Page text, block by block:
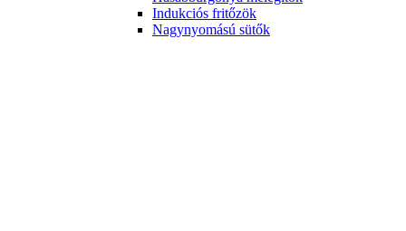
Indukciós fritőzök
Nagynyomású sütők